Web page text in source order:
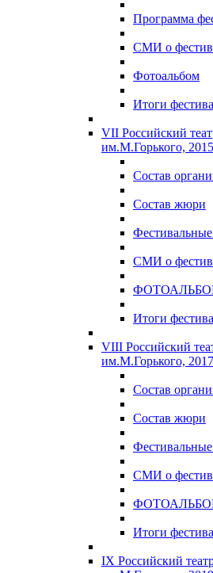
Программа
СМИ о
Фотоальбом
Итоги
VII Российский
им.М.Горького,
Состав
Состав жюри
Фестивальные
СМИ о
Итоги
VIII Российский
им.М.Горького,
Состав
Состав жюри
Фестивальные
СМИ о
Итоги
IX Российский